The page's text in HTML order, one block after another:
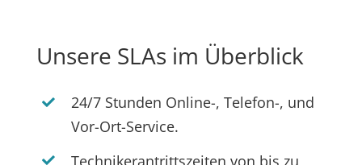
Unsere SLAs im Überblick
24/7 Stunden Online-, Telefon-, und
Vor-Ort-Service.
Technikerantrittszeiten von bis zu